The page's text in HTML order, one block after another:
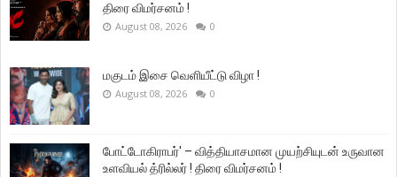
திரை விமர்சனம் !
August 08, 2026 0
மகுடம் இசை வெளியீட்டு விழா !
August 08, 2026 0
போட்டோகிராபர்' – வித்தியாசமான முயற்சியுடன் உருவான
உளவியல் த்ரில்லர் ! திரை விமர்சனம் !